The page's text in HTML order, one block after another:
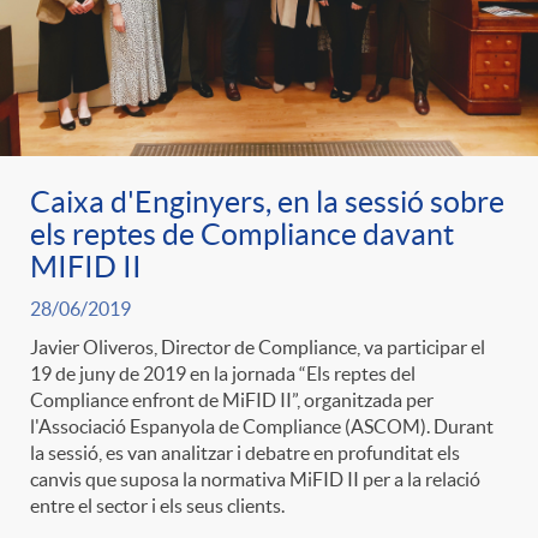
r
a
S
a
l
a
ó
p
e
r
c
a
t
t
e
n
d
o
A
i
c
a
d
o
r
Caixa d'Enginyers, en la sessió sobre
els reptes de Compliance davant
MIFID II
28/06/2019
Javier Oliveros, Director de Compliance, va participar el
19 de juny de 2019 en la jornada “Els reptes del
Compliance enfront de MiFID II”, organitzada per
l'Associació Espanyola de Compliance (ASCOM). Durant
la sessió, es van analitzar i debatre en profunditat els
canvis que suposa la normativa MiFID II per a la relació
entre el sector i els seus clients.